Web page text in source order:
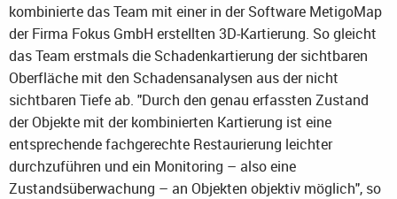
kombinierte das Team mit einer in der Software MetigoMap
der Firma Fokus GmbH erstellten 3D-Kartierung. So gleicht
das Team erstmals die Schadenkartierung der sichtbaren
Oberfläche mit den Schadensanalysen aus der nicht
sichtbaren Tiefe ab. "Durch den genau erfassten Zustand
der Objekte mit der kombinierten Kartierung ist eine
entsprechende fachgerechte Restaurierung leichter
durchzuführen und ein Monitoring – also eine
Zustandsüberwachung – an Objekten objektiv möglich", so